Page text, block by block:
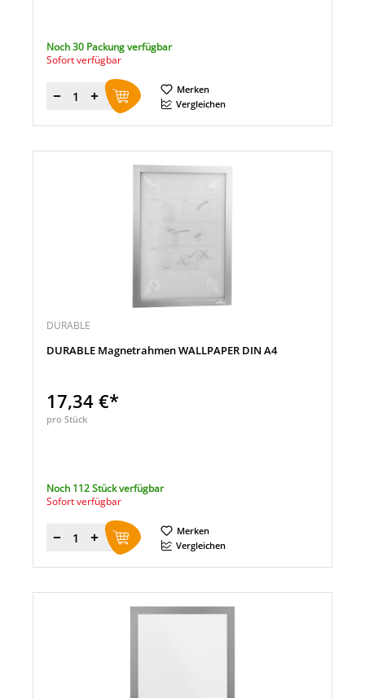
Noch 30 Packung verfügbar
Sofort verfügbar
Menge
Merken
Vergleichen
DURABLE
DURABLE Magnetrahmen WALLPAPER DIN A4
17,34 €*
pro Stück
Noch 112 Stück verfügbar
Sofort verfügbar
Menge
Merken
Vergleichen